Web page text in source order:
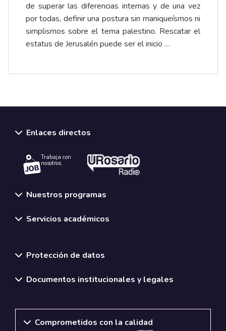
de superar las diferencias internas y de una vez
por todas, definir una postura sin maniqueísmos ni
simplismos sobre el tema palestino. Rescatar el
estatus de Jerusalén puede ser el inicio …
Enlaces directos
Trabaja con
nosotros.
Nuestros programas
Servicios académicos
Protección de datos
Documentos institucionales y legales
Comprometidos con la calidad